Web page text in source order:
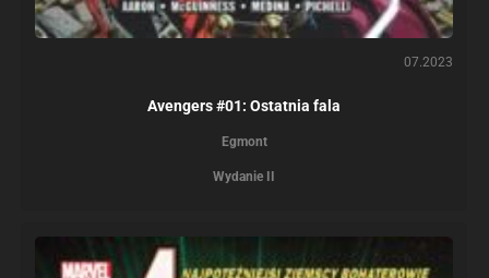
07.2023
Avengers #01: Ostatnia fala
Egmont
Wydanie II